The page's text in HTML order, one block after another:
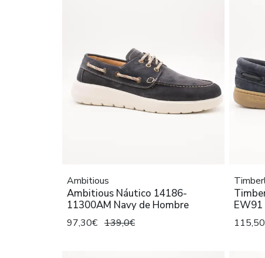
Ambitious
Ambitious Náutico 14186-
11300AM Navy de Hombre
97,30€ 139,0€